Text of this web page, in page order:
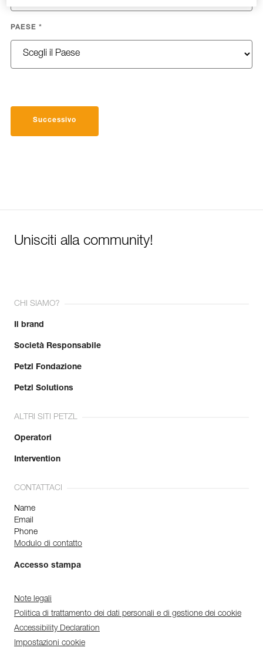
PAESE *
Successivo
Unisciti alla community!
CHI SIAMO?
Il brand
Società Responsabile
Petzl Fondazione
Petzl Solutions
ALTRI SITI PETZL
Operatori
Intervention
CONTATTACI
Name
Email
Phone
Modulo di contatto
Accesso stampa
Note legali
Politica di trattamento dei dati personali e di gestione dei cookie
Accessibility Declaration
Impostazioni cookie